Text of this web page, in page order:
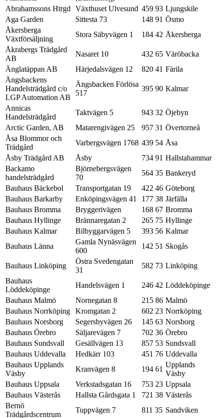
Abrahamssons Htrgd
Växthuset Ulvesund 459 93 Ljungskile
Aga Garden
Sittesta 73 148 91 Ösmo
Åkersberga
Växtförsäljning
Stora Säbyvägen 1 184 42 Åkersberga
Åkrabergs Trädgård
AB
Nasaret 10 432 65 Väröbacka
Änglatäppan AB
Härjedalsvägen 12 820 41 Färila
Ängsbackens
Handelsträdgård c/o
LGP Automation AB
Ängsbacken Förlösa
517
395 90 Kalmar
Annicas
Handelsträdgård
Taktvägen 5 943 32 Öjebyn
Arctic Garden, AB
Matarengivägen 25 957 31 Övertorneå
Åsa Blommor och
Trädgård
Varbergsvägen 1768 439 54 Åsa
Åsby Trädgård AB
Åsby 734 91 Hallstahammar
Backamo
handelsträdgård
Björnebergsvägen
70
564 35 Bankeryd
Bauhaus Bäckebol
Transportgatan 19 422 46 Göteborg
Bauhaus Barkarby
Enköpingsvägen 41 177 38 Järfälla
Bauhaus Bromma
Bryggerivägen 168 67 Bromma
Bauhaus Hyllinge
Brännaregatan 2 265 75 Hyllinge
Bauhaus Kalmar
Bilbyggarvägen 5 393 56 Kalmar
Bauhaus Länna
Gamla Nynäsvägen
600
142 51 Skogås
Bauhaus Linköping
Östra Svedengatan
31
582 73 Linköping
Bauhaus
Löddeköpinge
Handelsvägen 1 246 42 Löddeköpinge
Bauhaus Malmö
Nornegatan 8 215 86 Malmö
Bauhaus Norrköping
Kromgatan 2 602 23 Norrköping
Bauhaus Norsborg
Segersbyvägen 26 145 63 Norsborg
Bauhaus Örebro
Säljarevägen 7 702 36 Örebro
Bauhaus Sundsvall
Gesällvägen 13 857 53 Sundsvall
Bauhaus Uddevalla
Hedkärr 103 451 76 Uddevalla
Bauhaus Upplands
Väsby
Kranvägen 8 194 61
Upplands
Väsby
Bauhaus Uppsala
Verkstadsgatan 16 753 23 Uppsala
Bauhaus Västerås
Hallsta Gårdsgata 1 721 38 Västerås
Bernö
Trädgårdscentrum
Tuppvägen 7 811 35 Sandviken